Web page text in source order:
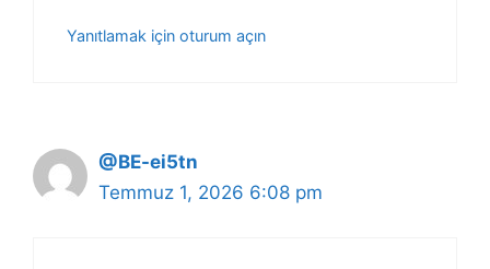
Yanıtlamak için oturum açın
@BE-ei5tn
Temmuz 1, 2026 6:08 pm